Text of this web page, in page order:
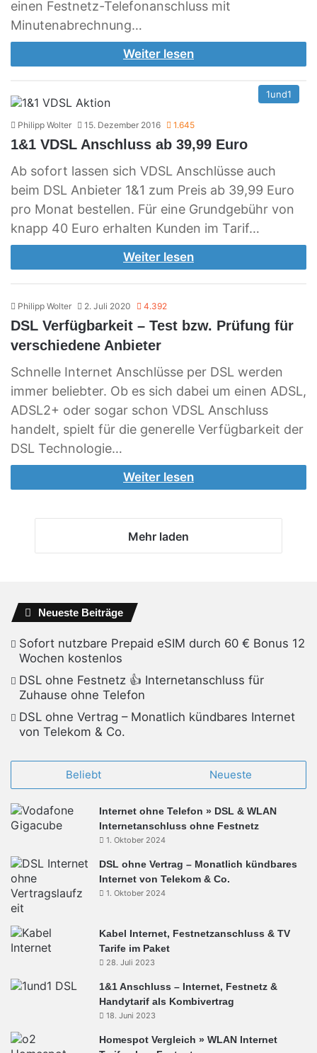
einen Festnetz-Telefonanschluss mit
Minutenabrechnung…
Weiter lesen
1und1
Philipp Wolter 15. Dezember 2016 1.645
1&1 VDSL Anschluss ab 39,99 Euro
Ab sofort lassen sich VDSL Anschlüsse auch
beim DSL Anbieter 1&1 zum Preis ab 39,99 Euro
pro Monat bestellen. Für eine Grundgebühr von
knapp 40 Euro erhalten Kunden im Tarif…
Weiter lesen
Philipp Wolter 2. Juli 2020 4.392
DSL Verfügbarkeit – Test bzw. Prüfung für
verschiedene Anbieter
Schnelle Internet Anschlüsse per DSL werden
immer beliebter. Ob es sich dabei um einen ADSL,
ADSL2+ oder sogar schon VDSL Anschluss
handelt, spielt für die generelle Verfügbarkeit der
DSL Technologie…
Weiter lesen
Mehr laden
Neueste Beiträge
Sofort nutzbare Prepaid eSIM durch 60 € Bonus 12
Wochen kostenlos
DSL ohne Festnetz 👍 Internetanschluss für
Zuhause ohne Telefon
DSL ohne Vertrag – Monatlich kündbares Internet
von Telekom & Co.
Beliebt Neueste
Internet ohne Telefon » DSL & WLAN
Internetanschluss ohne Festnetz
1. Oktober 2024
DSL ohne Vertrag – Monatlich kündbares
Internet von Telekom & Co.
1. Oktober 2024
Kabel Internet, Festnetzanschluss & TV
Tarife im Paket
28. Juli 2023
1&1 Anschluss – Internet, Festnetz &
Handytarif als Kombivertrag
18. Juni 2023
Homespot Vergleich » WLAN Internet